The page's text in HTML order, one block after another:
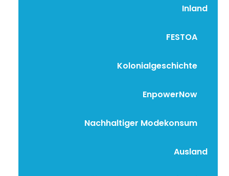
Inland
FESTOA
Kolonialgeschichte
EnpowerNow
Nachhaltiger Modekonsum
Ausland